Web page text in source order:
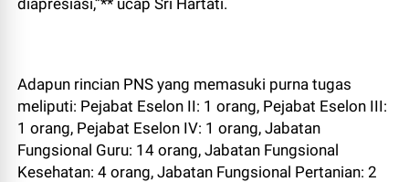
diapresiasi,”** ucap Sri Hartati.
Adapun rincian PNS yang memasuki purna tugas
meliputi: Pejabat Eselon II: 1 orang, Pejabat Eselon III:
1 orang, Pejabat Eselon IV: 1 orang, Jabatan
Fungsional Guru: 14 orang, Jabatan Fungsional
Kesehatan: 4 orang, Jabatan Fungsional Pertanian: 2